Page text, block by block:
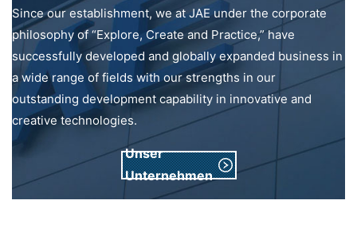
Since our establishment, we at JAE under the corporate
philosophy of “Explore, Create and Practice,” have
successfully developed and globally expanded business in
a wide range of fields with our strengths in our
outstanding development capability in innovative and
creative technologies.
Unser
Unternehmen